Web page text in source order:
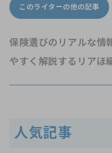
このライターの他の記事
保険選びのリアルな情
やすく解説するリアほ
人気記事